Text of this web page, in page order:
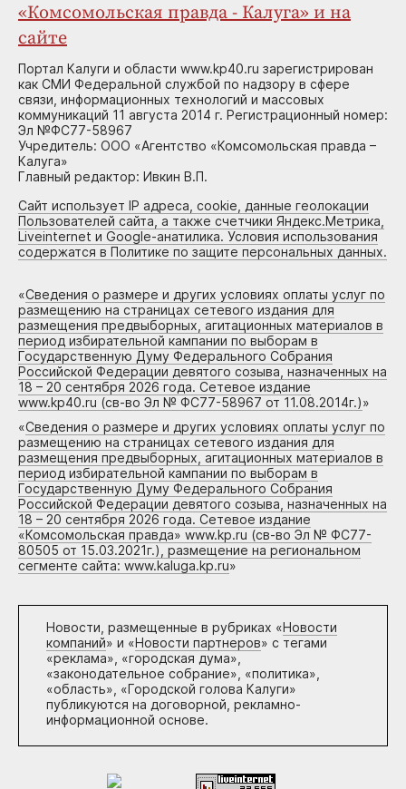
«Комсомольская правда - Калуга» и на
сайте
Портал Калуги и области www.kp40.ru зарегистрирован
как СМИ Федеральной службой по надзору в сфере
связи, информационных технологий и массовых
коммуникаций 11 августа 2014 г. Регистрационный номер:
Эл №ФС77-58967
Учредитель: ООО «Агентство «Комсомольская правда –
Калуга»
Главный редактор: Ивкин В.П.
Сайт использует IP адреса, cookie, данные геолокации
Пользователей сайта, а также счетчики Яндекс.Метрика,
Liveinternet и Google-анатилика. Условия использования
содержатся в Политике по защите персональных данных.
«Сведения о размере и других условиях оплаты услуг по
размещению на страницах сетевого издания для
размещения предвыборных, агитационных материалов в
период избирательной кампании по выборам в
Государственную Думу Федерального Собрания
Российской Федерации девятого созыва, назначенных на
18 – 20 сентября 2026 года. Сетевое издание
www.kp40.ru (св-во Эл № ФС77-58967 от 11.08.2014г.)»
«Сведения о размере и других условиях оплаты услуг по
размещению на страницах сетевого издания для
размещения предвыборных, агитационных материалов в
период избирательной кампании по выборам в
Государственную Думу Федерального Собрания
Российской Федерации девятого созыва, назначенных на
18 – 20 сентября 2026 года. Сетевое издание
«Комсомольская правда» www.kp.ru (св-во Эл № ФС77-
80505 от 15.03.2021г.), размещение на региональном
сегменте сайта: www.kaluga.kp.ru»
Новости, размещенные в рубриках «Новости
компаний» и «Новости партнеров» с тегами
«реклама», «городская дума»,
«законодательное собрание», «политика»,
«область», «Городской голова Калуги»
публикуются на договорной, рекламно-
информационной основе.